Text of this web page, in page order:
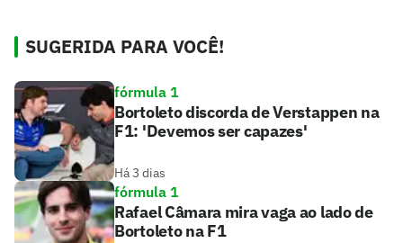
SUGERIDA PARA VOCÊ!
fórmula 1
Bortoleto discorda de Verstappen na
F1: 'Devemos ser capazes'
Há 3 dias
fórmula 1
Rafael Câmara mira vaga ao lado de
Bortoleto na F1